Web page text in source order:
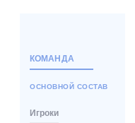
КОМАНДА
ОСНОВНОЙ СОСТАВ
Игроки